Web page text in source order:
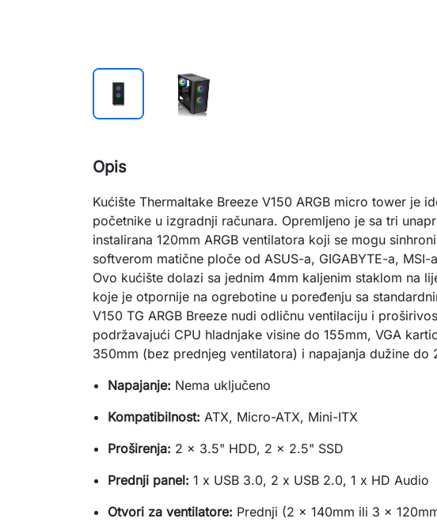
Opis
Kućište Thermaltake Breeze V150 ARGB micro tower je
početnike u izgradnji računara. Opremljeno je sa tri
instalirana 120mm ARGB ventilatora koji se mogu
softverom matične ploče od ASUS-a, GIGABYTE-a, MSI-
Ovo kućište dolazi sa jednim 4mm kaljenim staklom na
koje je otpornije na ogrebotine u poređenju sa
V150 TG ARGB Breeze nudi odličnu ventilaciju i
podržavajući CPU hladnjake visine do 155mm, VGA
350mm (bez prednjeg ventilatora) i napajanja dužine do
Napajanje: Nema uključeno
Kompatibilnost: ATX, Micro-ATX, Mini-ITX
Proširenja: 2 x 3.5" HDD, 2 x 2.5" SSD
Prednji panel: 1 x USB 3.0, 2 x USB 2.0, 1 x HD Audio
Otvori za ventilatore: Prednji (2 x 140mm ili 3 x